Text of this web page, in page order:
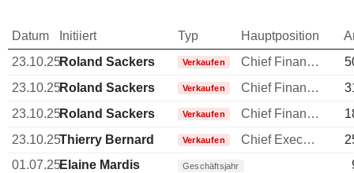
Datum Initiiert Typ Hauptposition
23.10.25Roland Sackers Verkaufen Chief Financial Officer (CFO)
23.10.25Roland Sackers Verkaufen Chief Financial Officer (CFO)
23.10.25Roland Sackers Verkaufen Chief Financial Officer (CFO)
23.10.25Thierry Bernard Verkaufen Chief Executive Officer (CEO)
01.07.25Elaine Mardis Geschäftsjahr